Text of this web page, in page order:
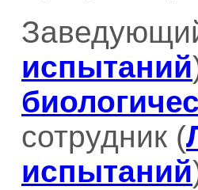
испытаний
сотрудник (
испытаний